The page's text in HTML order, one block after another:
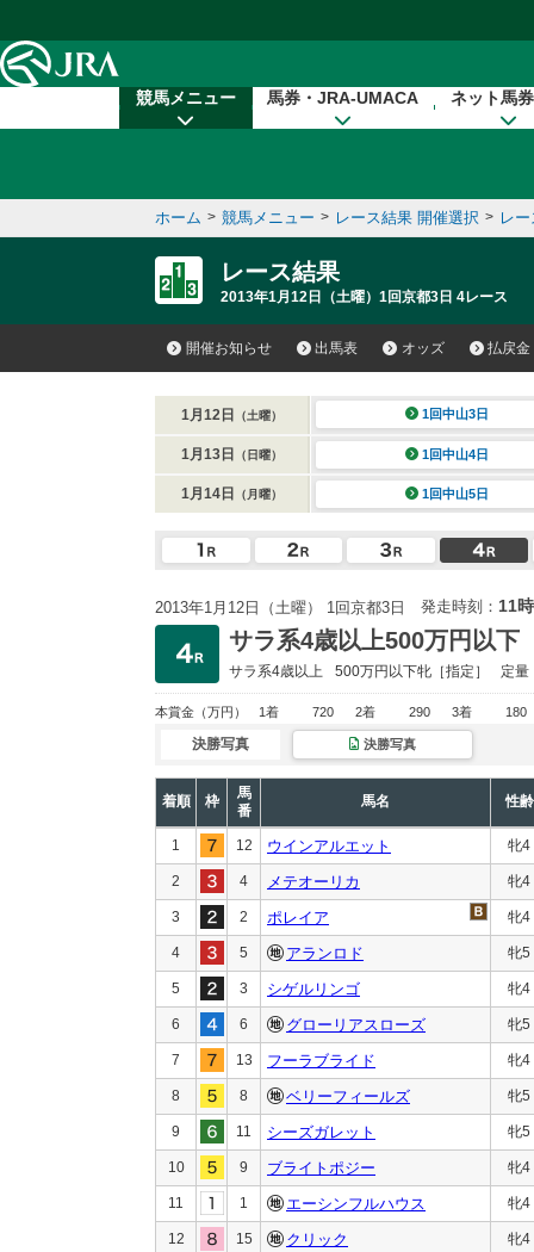
競馬メニュー 馬券・JRA-UMACA ネット馬
ホーム > 競馬メニュー > レース結果 開催選択 > レ
レース結果
2013年1月12日（土曜）1回京都3日 4レース
開催お知らせ 出馬表 オッズ 払戻金
1月12日 （土曜） 1回中山3日
1月13日 （日曜） 1回中山4日
1月14日 （月曜） 1回中山5日
2013年1月12日（土曜） 1回京都3日 発走時刻： 11
サラ系4歳以上500万円以下
サラ系4歳以上 500万円以下牝［指定］ 定量
本賞金 （万円） 1着 720 2着 290 3着 180
決勝写真 決勝写真
着順 枠
馬
番
馬名 性齢
1 12 ウインアルエット 牝4
2 4 メテオーリカ 牝4
3 2 ポレイア 牝4
4 5 アランロド 牝5
5 3 シゲルリンゴ 牝4
6 6 グローリアスローズ 牝5
7 13 フーラブライド 牝4
8 8 ベリーフィールズ 牝5
9 11 シーズガレット 牝5
10 9 ブライトポジー 牝4
11 1 エーシンフルハウス 牝4
12 15 クリック 牝4